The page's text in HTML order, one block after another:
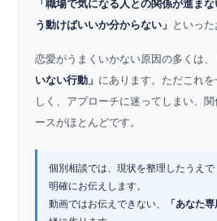
「職場で気になる人との関係が進ま
う動けばいいか分からない」 といった
恋愛がうまくいかない原因の多くは、
いない行動」 にあります。ただこれ
しく、アプローチに迷ってしまい、
ースがほとんどです。
個別相談では、現状を整理したうえ
明確にお伝えします。
動画ではお伝えできない、
「あなた